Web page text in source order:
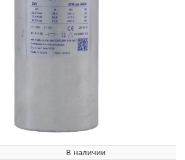
В наличии